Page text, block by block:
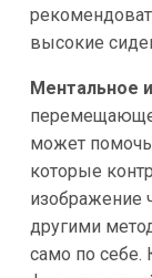
высокие
Ментальное
может помочь
которые
изображение
другими
само по себе.